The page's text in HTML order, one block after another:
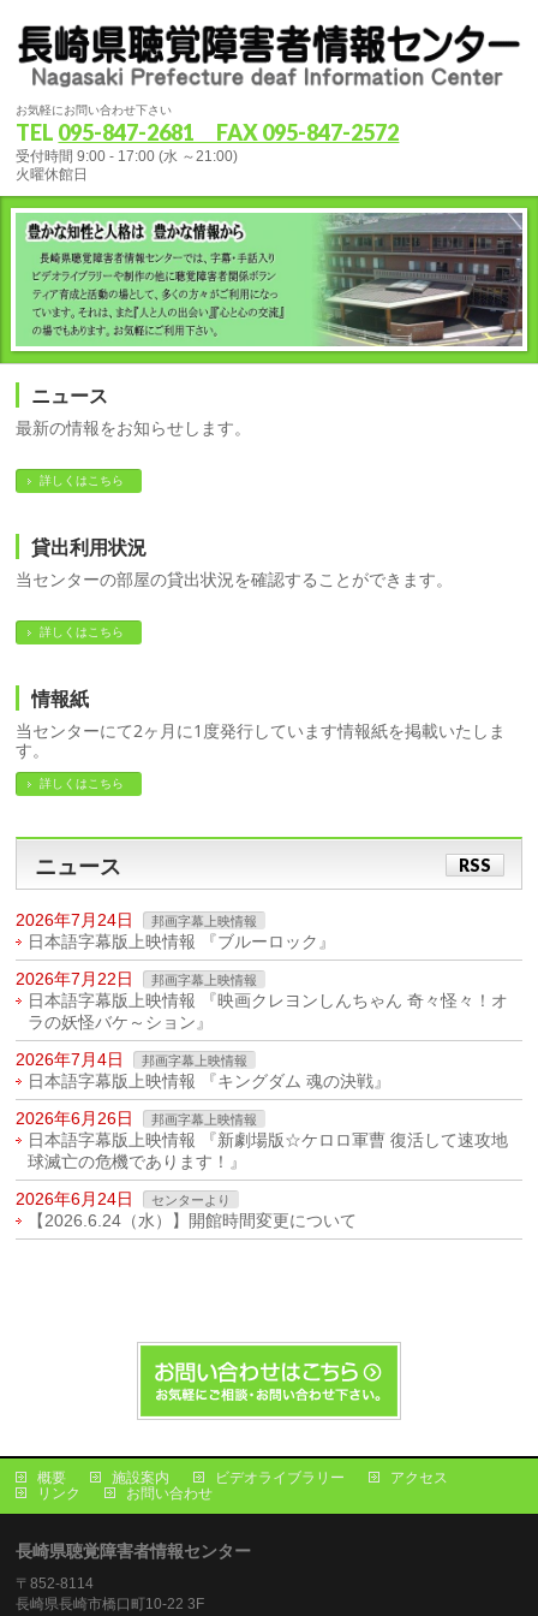
お気軽にお問い合わせ下さい
TEL 095-847-2681 FAX 095-847-2572
受付時間 9:00 - 17:00 (水 ～21:00)
火曜休館日
ニュース
最新の情報をお知らせします。
詳しくはこちら
貸出利用状況
当センターの部屋の貸出状況を確認することができます。
詳しくはこちら
情報紙
当センターにて2ヶ月に1度発行しています情報紙を掲載いたしま
す。
詳しくはこちら
ニュース RSS
2026年7月24日 邦画字幕上映情報
日本語字幕版上映情報 『ブルーロック』
2026年7月22日
邦画字幕上映情報
日本語字幕版上映情報 『映画クレヨンしんちゃん 奇々怪々！オ
ラの妖怪バケ～ション』
2026年7月4日
邦画字幕上映情報
日本語字幕版上映情報 『キングダム 魂の決戦』
2026年6月26日
邦画字幕上映情報
日本語字幕版上映情報 『新劇場版☆ケロロ軍曹 復活して速攻地
球滅亡の危機であります！』
2026年6月24日
センターより
【2026.6.24（水）】開館時間変更について
概要 施設案内 ビデオライブラリー
アクセス
リンク
お問い合わせ
長崎県聴覚障害者情報センター
〒852-8114
長崎県長崎市橋口町10-22 3F